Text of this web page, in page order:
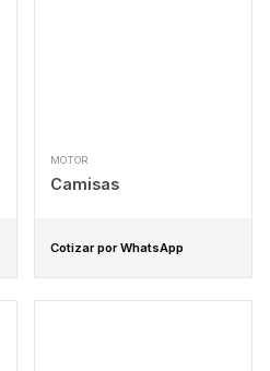
MOTOR
Camisas
Cotizar por WhatsApp